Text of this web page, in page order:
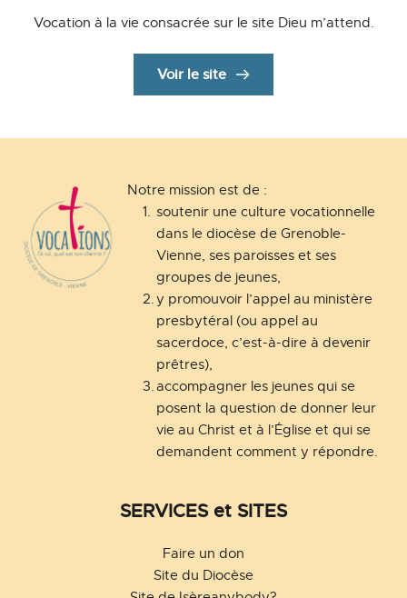
Vocation à la vie consacrée sur le site Dieu m’attend.
Voir le site
Notre mission est de :
soutenir une culture vocationnelle
dans le diocèse de Grenoble-
Vienne, ses paroisses et ses
groupes de jeunes,
y promouvoir l’appel au ministère
presbytéral (ou appel au
sacerdoce, c’est-à-dire à devenir
prêtres),
accompagner les jeunes qui se
posent la question de donner leur
vie au Christ et à l’Église et qui se
demandent comment y répondre.
SERVICES et SITES
Faire un don
Site du Diocèse